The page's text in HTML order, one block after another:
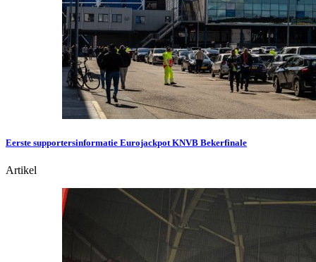
Eerste supportersinformatie Eurojackpot KNVB Bekerfinale
Artikel